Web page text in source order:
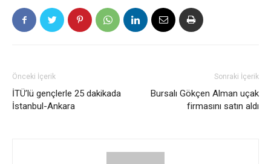
Önceki İçerik
İTÜ’lü gençlerle 25 dakikada
İstanbul-Ankara
Sonraki İçerik
Bursalı Gökçen Alman uçak
firmasını satın aldı